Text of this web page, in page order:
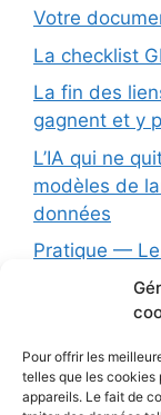
Pour offrir les
telles que les cookies
appareils. Le fait de
Votre
La checklist
La fin des
gagnent et y
L’IA qui ne
modèles de
données
Pratique — Le
Formation (1
limites et
Les principes